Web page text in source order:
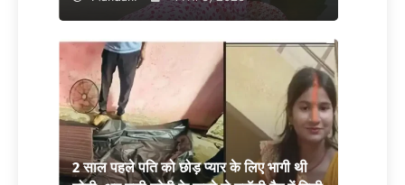
2 साल पहले पति को छोड़ प्यार के लिए भागी थी